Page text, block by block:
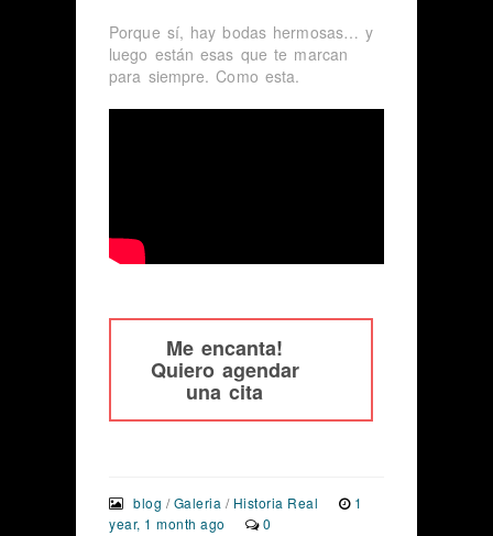
Porque sí, hay bodas hermosas… y
luego están esas que te marcan
para siempre. Como esta.
Me encanta!
Quiero agendar
una cita
blog /Galeria / Historia Real
1
year, 1 month ago
0